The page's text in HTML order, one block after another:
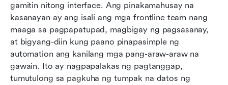
gamitin nitong interface. Ang pinakamahusay na
kasanayan ay ang isali ang mga frontline team nang
maaga sa pagpapatupad, magbigay ng pagsasanay,
at bigyang-diin kung paano pinapasimple ng
automation ang kanilang mga pang-araw-araw na
gawain. Ito ay nagpapalakas ng pagtanggap,
tumutulong sa pagkuha ng tumpak na datos ng